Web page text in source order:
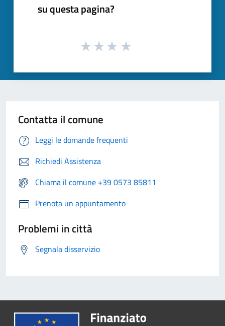
su questa pagina?
Contatta il comune
Leggi le domande frequenti
Richiedi Assistenza
Chiama il comune +39 0573 85811
Prenota un appuntamento
Problemi in città
Segnala disservizio